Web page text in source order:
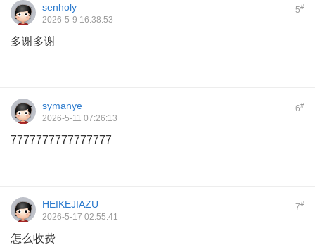
5#
senholy
2026-5-9 16:38:53
多谢多谢
6#
symanye
2026-5-11 07:26:13
7777777777777777
7#
HEIKEJIAZU
2026-5-17 02:55:41
怎么收费